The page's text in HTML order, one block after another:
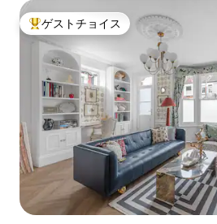
大好評のゲストチョイスです。
ゲストチョイス